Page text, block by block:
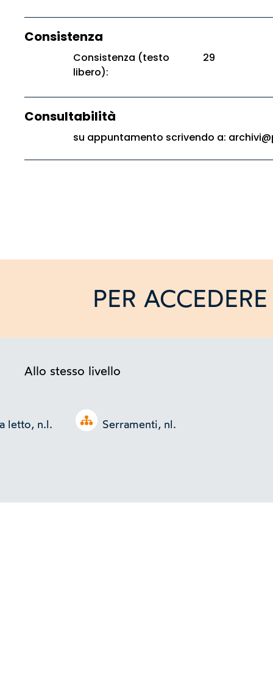
Consistenza
Consistenza (testo
libero):
29
Consultabilità
su appuntamento scrivendo a:
PER
Allo stesso livello
Open tree
letto, n.l. Serramenti, nl.